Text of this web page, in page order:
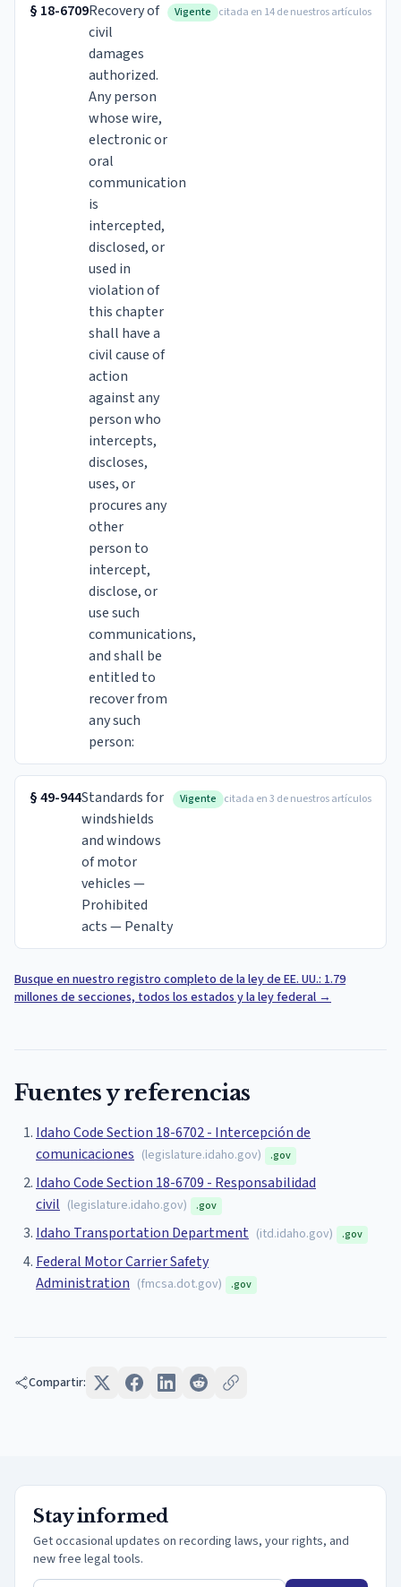
§ 18-6709Recovery of
civil
damages
authorized.
Any person
whose wire,
electronic or
oral
communication
is
intercepted,
disclosed, or
used in
violation of
this chapter
shall have a
civil cause of
action
against any
person who
intercepts,
discloses,
uses, or
procures any
other
person to
intercept,
disclose, or
use such
communications,
and shall be
entitled to
recover from
any such
person:
Vigente citada en 14 de nuestros artículos
§49-944Standards for
windshields
and windows
of motor
vehicles —
Prohibited
acts — Penalty
Vigente citada en 3 de nuestros artículos
Busque en nuestro registro completo de la ley de EE. UU.: 1.79
millones de secciones, todos los estados y la ley federal→
Fuentes y referencias
Idaho Code Section 18-6702 - Intercepción de
comunicaciones (legislature.idaho.gov) .gov
Idaho Code Section 18-6709 - Responsabilidad
civil (legislature.idaho.gov) .gov
Idaho Transportation Department (itd.idaho.gov) .gov
Federal Motor Carrier Safety
Administration (fmcsa.dot.gov) .gov
Compartir:
Stay informed
Get occasional updates on recording laws, your rights, and
new free legal tools.